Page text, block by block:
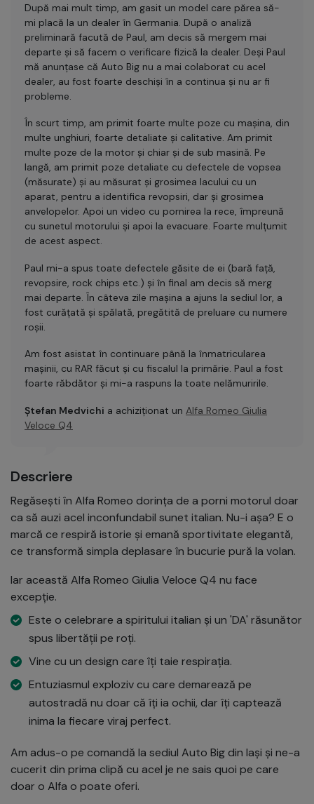
După mai mult timp, am gasit un model care părea să-
mi placă la un dealer în Germania. După o analiză
preliminară facută de Paul, am decis să mergem mai
departe și să facem o verificare fizică la dealer. Deși Paul
mă anunțase că Auto Big nu a mai colaborat cu acel
dealer, au fost foarte deschiși în a continua și nu ar fi
probleme.
În scurt timp, am primit foarte multe poze cu mașina, din
multe unghiuri, foarte detaliate și calitative. Am primit
multe poze de la motor și chiar și de sub masină. Pe
langă, am primit poze detaliate cu defectele de vopsea
(măsurate) și au măsurat și grosimea lacului cu un
aparat, pentru a identifica revopsiri, dar și grosimea
anvelopelor. Apoi un video cu pornirea la rece, împreună
cu sunetul motorului și apoi la evacuare. Foarte mulțumit
de acest aspect.
Paul mi-a spus toate defectele găsite de ei (bară față,
revopsire, rock chips etc.) și în final am decis să merg
mai departe. În câteva zile mașina a ajuns la sediul lor, a
fost curățată și spălată, pregătită de preluare cu numere
roșii.
Am fost asistat în continuare până la înmatricularea
mașinii, cu RAR făcut și cu fiscalul la primărie. Paul a fost
foarte răbdător și mi-a raspuns la toate nelămuririle.
Ștefan Medvichi a achiziționat un Alfa Romeo Giulia
Veloce Q4
Descriere
Regăsești în Alfa Romeo dorința de a porni motorul doar
ca să auzi acel inconfundabil sunet italian. Nu-i așa? E o
marcă ce respiră istorie și emană sportivitate elegantă,
ce transformă simpla deplasare în bucurie pură la volan.
Iar această Alfa Romeo Giulia Veloce Q4 nu face
excepție.
Este o celebrare a spiritului italian și un 'DA' răsunător
spus libertății pe roți.
Vine cu un design care îți taie respirația.
Entuziasmul exploziv cu care demarează pe
autostradă nu doar că îți ia ochii, dar îți captează
inima la fiecare viraj perfect.
Am adus-o pe comandă la sediul Auto Big din Iași și ne-a
cucerit din prima clipă cu acel je ne sais quoi pe care
doar o Alfa o poate oferi.